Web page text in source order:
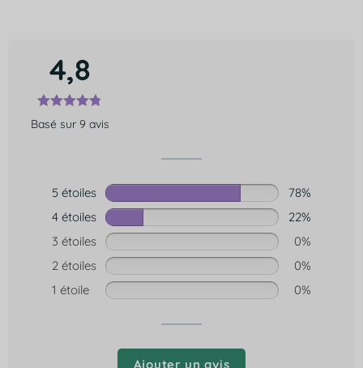
4,8
Basé sur 9 avis
5 étoiles
78%
4 étoiles
22%
3 étoiles
0%
2 étoiles
0%
1 étoile
0%
Ajouter un avis